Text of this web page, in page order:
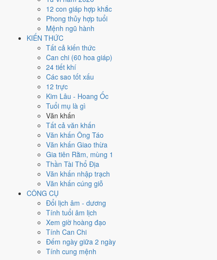
12 con giáp hợp khắc
Phong thủy hợp tuổi
Mệnh ngũ hành
KIẾN THỨC
Tất cả kiến thức
Can chi (60 hoa giáp)
24 tiết khí
Các sao tốt xấu
12 trực
Kim Lâu - Hoang Ốc
Tuổi mụ là gì
Văn khấn
Tất cả văn khấn
Văn khấn Ông Táo
Văn khấn Giao thừa
Gia tiên Rằm, mùng 1
Thần Tài Thổ Địa
Văn khấn nhập trạch
Văn khấn cúng giỗ
CÔNG CỤ
Đổi lịch âm - dương
Tính tuổi âm lịch
Xem giờ hoàng đạo
Tính Can Chi
Đếm ngày giữa 2 ngày
Tính cung mệnh
năm vì vậy là
Thổ - Thủy. Cách tính cặp can chi này nằm ở bài
Kỷ Hợi
Kỷ Hợi (Thổ × Thủy)
Bình Địa Mộc
Bát Bạch Cấn Thổ
💧 Thủy
Bảng phân tích Can Chi năm Kỷ Hợi
Chi tiết
Ý nghĩa
Thổ Dương
Thiên Can Kỷ thuộc hành Thổ, là khí chủ đạo
của năm 2019.
ThủyDương ·Địa Chi Hợi thuộc hành Thủy; đặt cạnh Can